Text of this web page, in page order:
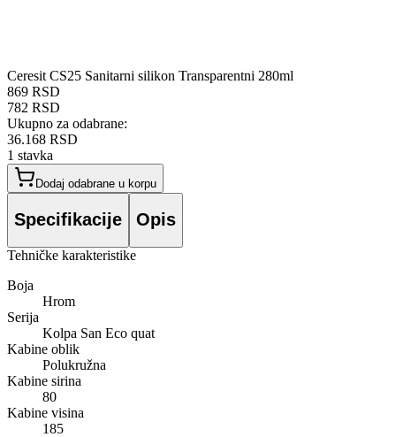
Ceresit CS25 Sanitarni silikon Transparentni 280ml
869 RSD
782 RSD
Ukupno za odabrane:
36.168 RSD
1 stavka
Dodaj odabrane u korpu
Specifikacije Opis
Tehničke karakteristike
Boja
Hrom
Serija
Kolpa San Eco quat
Kabine oblik
Polukružna
Kabine sirina
80
Kabine visina
185